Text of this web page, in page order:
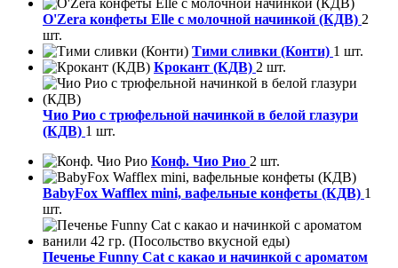
O'Zera конфеты Elle с молочной начинкой (КДВ) 2
шт.
Тими сливки (Конти) 1 шт.
Крокант (КДВ) 2 шт.
Чио Рио с трюфельной начинкой в белой глазури
(КДВ) 1 шт.
Конф. Чио Рио 2 шт.
BabyFox Wafflex mini, вафельные конфеты (КДВ) 1
шт.
Печенье Funny Сat с какао и начинкой с ароматом